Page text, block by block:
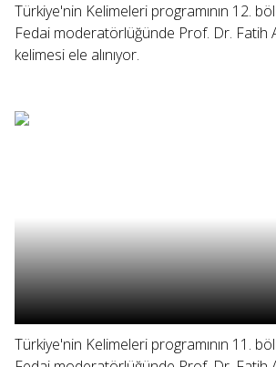
Türkiye'nin Kelimeleri programının 12.
Fedai moderatörlüğünde Prof. Dr. Fatih
kelimesi ele alınıyor.
Türkiye'nin Kelimeleri programının 11.